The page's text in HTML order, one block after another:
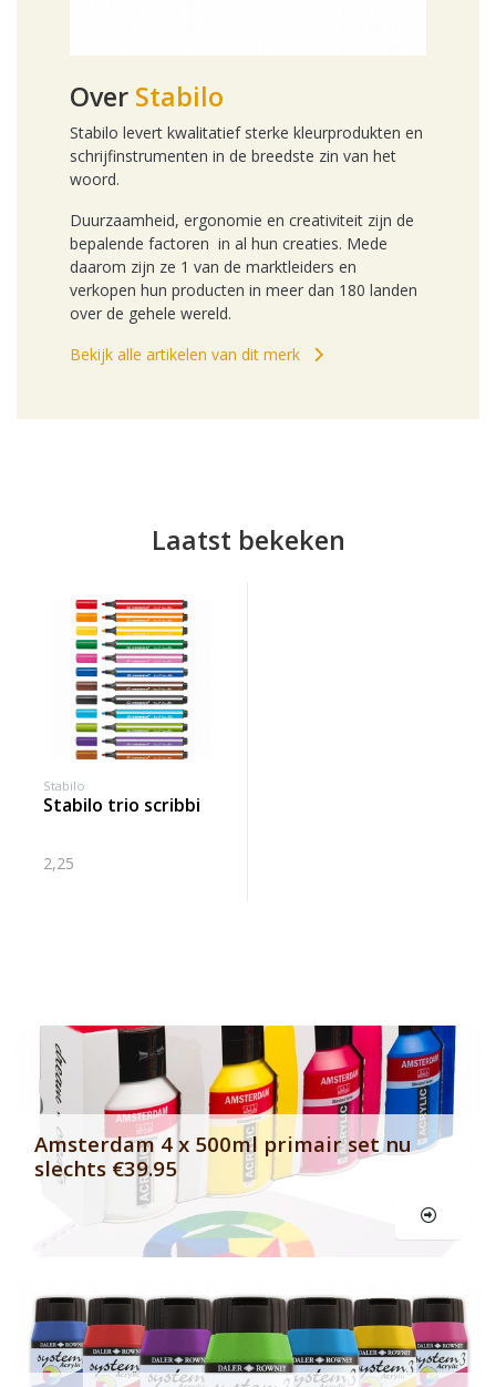
Over Stabilo
Stabilo levert kwalitatief sterke kleurprodukten en
schrijfinstrumenten in de breedste zin van het
woord.
Duurzaamheid, ergonomie en creativiteit zijn de
bepalende factoren in al hun creaties. Mede
daarom zijn ze 1 van de marktleiders en
verkopen hun producten in meer dan 180 landen
over de gehele wereld.
Bekijk alle artikelen van dit merk
Laatst bekeken
Stabilo
stabilo trio scribbi
2,25
Banner row 2
Amsterdam 4 x 500ml primair set nu
slechts €39.95